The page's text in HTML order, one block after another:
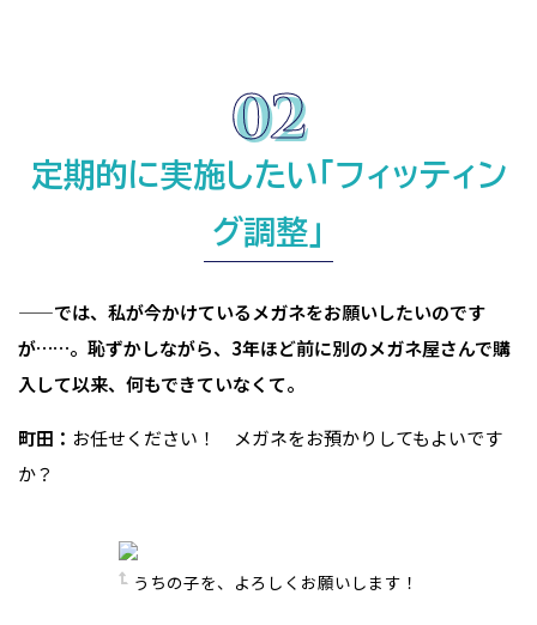
定期的に実施したい「フィッティン
グ調整」
——では、私が今かけているメガネをお願いしたいのです
が……。恥ずかしながら、3年ほど前に別のメガネ屋さんで購
入して以来、何もできていなくて。
町田： お任せください！ メガネをお預かりしてもよいです
か？
うちの子を、よろしくお願いします！